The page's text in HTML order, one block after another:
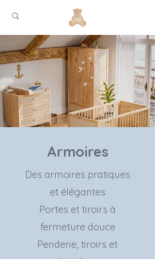
Armoires
Des armoires pratiques
et élégantes
Portes et tiroirs à
fermeture douce
Penderie, tiroirs et